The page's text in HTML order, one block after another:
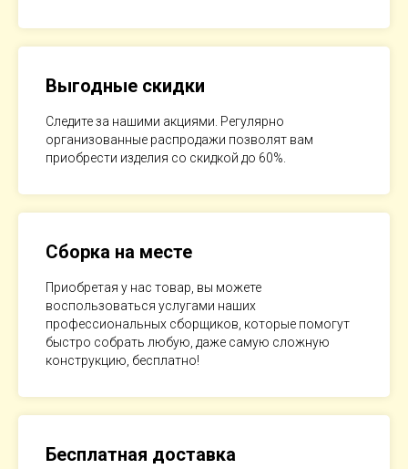
Выгодные скидки
Следите за нашими акциями. Регулярно
организованные распродажи позволят вам
приобрести изделия со скидкой до 60%.
Сборка на месте
Приобретая у нас товар, вы можете
воспользоваться услугами наших
профессиональных сборщиков, которые помогут
быстро собрать любую, даже самую сложную
конструкцию, бесплатно!
Бесплатная доставка